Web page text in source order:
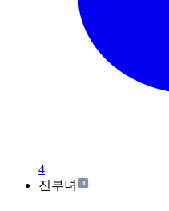
4
진부녀